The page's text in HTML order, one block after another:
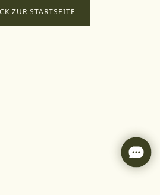
ZUR STARTSEITE